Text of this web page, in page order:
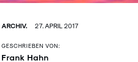
ARCHIV. 27. APRIL 2017
GESCHRIEBEN VON:
Frank Hahn